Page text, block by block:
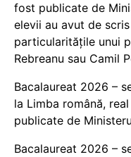
fost publicate de
elevii au avut de
particularitățile unui
Rebreanu sau Camil
Bacalaureat 2026 –
la Limba română,
publicate de
Bacalaureat 2026 –